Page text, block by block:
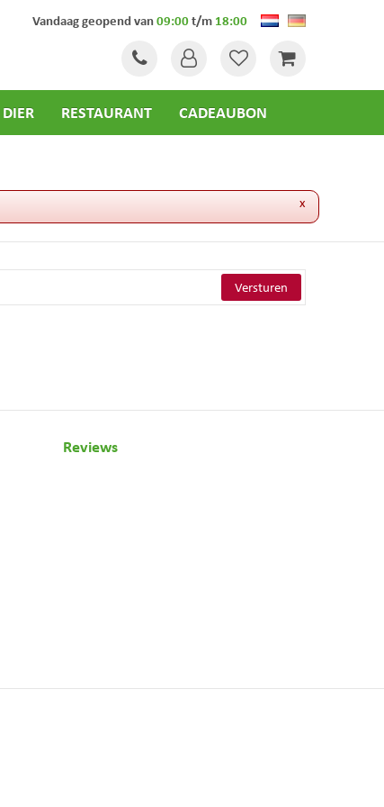
Vandaag geopend van09:00t/m18:00
DIER RESTAURANT CADEAUBON
x
Reviews